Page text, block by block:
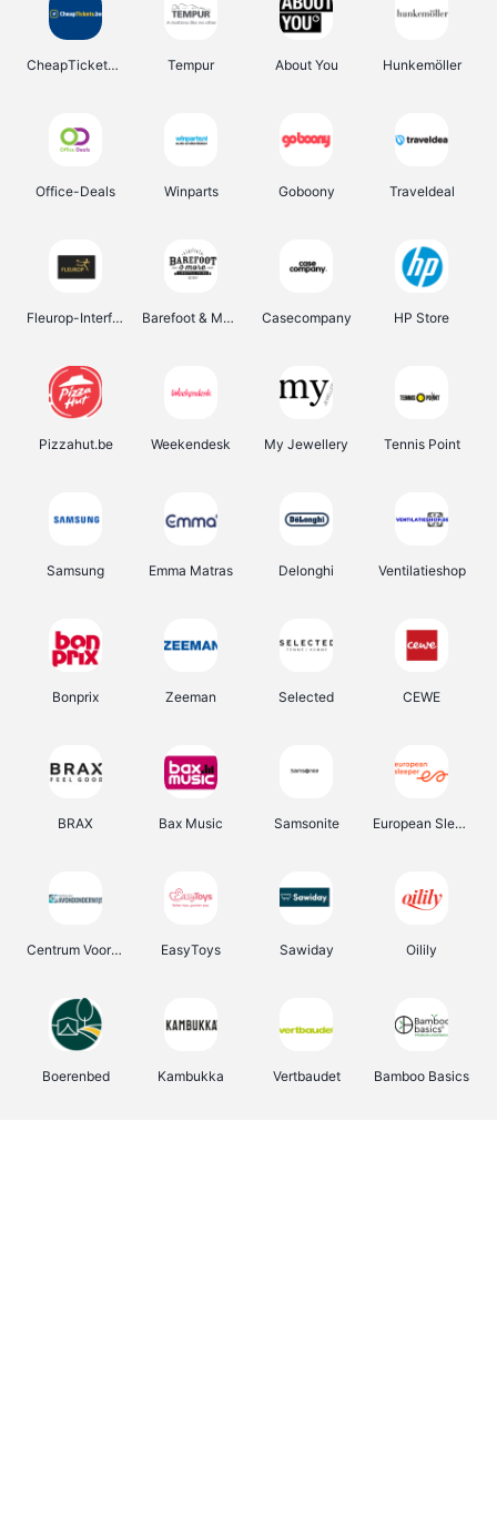
CheapTickets.be Tempur About You Hunkemöller
Office-Deals Winparts Goboony Traveldeal
Fleurop-Interflora Barefoot & More Casecompany HP Store
Pizzahut.be Weekendesk My Jewellery Tennis Point
Samsung Emma Matras Delonghi Ventilatieshop
Bonprix Zeeman Selected CEWE
BRAX Bax Music Samsonite European Sleeper
Centrum Voor Avondonderwijs EasyToys Sawiday Oilily
Boerenbed Kambukka Vertbaudet Bamboo Basics